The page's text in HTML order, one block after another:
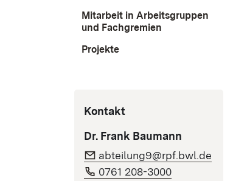
Mitarbeit in Arbeitsgruppen
und Fachgremien
Projekte
Kontakt
Dr. Frank Baumann
abteilung9@rpf.bwl.de
0761 208-3000